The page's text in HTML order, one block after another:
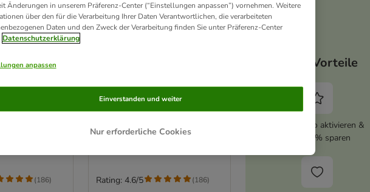
Vitality
& Truthahn (36
(186)
Perfect Fit Natural Vitality
Adult 1+
Sparpaket: Hochseefisch & Lachs
(36 x 50 g)
Rating: 4.6/5 (186)
Deine Vorteile
zooplus Abo aktivieren &
immer 5% sparen
Änderungen in unserem Präferenz-Center (“Einstellungen anpassen”) vornehmen. Weitere
über den für die Verarbeitung Ihrer Daten Verantwortlichen, die verarbeiteten
Daten und den Zweck der Verarbeitung finden Sie unter Präferenz-Center
Datenschutzerklärung
anpassen
Nur erforderliche Cookies
Einverstanden und weiter